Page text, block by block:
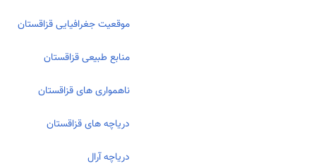
موقعیت جغرافیایی قزاقستان
منابع طبیعی قزاقستان
ناهمواری های قزاقستان
دریاچه های قزاقستان
دریاچه آرال